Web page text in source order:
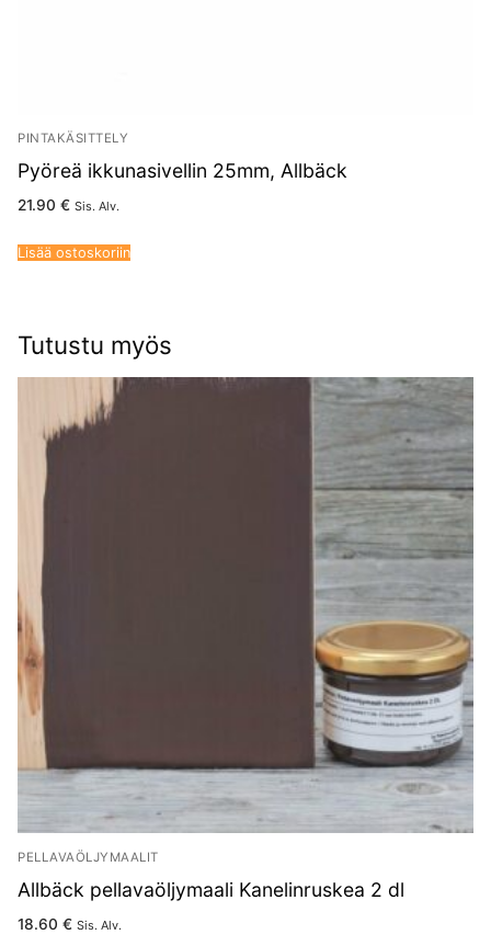
PINTAKÄSITTELY
Pyöreä ikkunasivellin 25mm, Allbäck
21.90 € Sis. Alv.
Lisää ostoskoriin
Tutustu myös
PELLAVAÖLJYMAALIT
Allbäck pellavaöljymaali Kanelinruskea 2 dl
18.60 € Sis. Alv.